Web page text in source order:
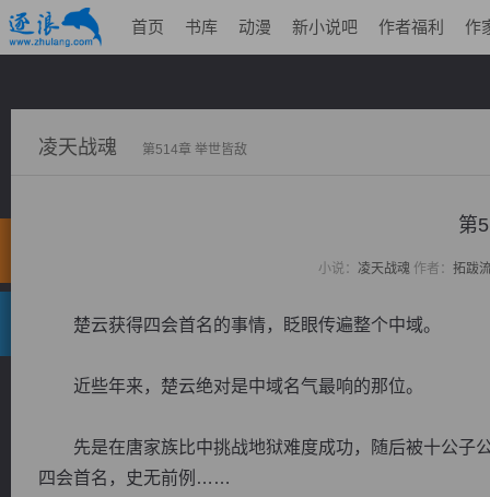
首页 书库 动漫 新小说吧 作者福利 作
凌天战魂 第514章 举世皆敌
第
小说： 凌天战魂作者： 拓跋
楚云获得四会首名的事情，眨眼传遍整个中域。
近些年来，楚云绝对是中域名气最响的那位。
先是在唐家族比中挑战地狱难度成功，随后被十公子
四会首名，史无前例……